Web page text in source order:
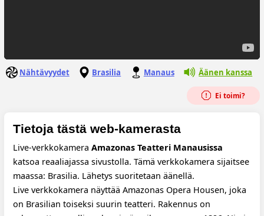
Nähtävyydet Brasilia Manaus Äänen kanssa
Ei toimi?
Tietoja tästä web-kamerasta
Live-verkkokamera Amazonas Teatteri Manausissa
katsoa reaaliajassa sivustolla. Tämä verkkokamera sijaitsee
maassa: Brasilia. Lähetys suoritetaan äänellä.
Live verkkokamera näyttää Amazonas Opera Housen, joka
on Brasilian toiseksi suurin teatteri. Rakennus on